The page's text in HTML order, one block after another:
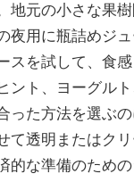
地元の小さな果
夜用に瓶詰めジ
スを試して、食
ント、ヨーグル
った方法を選ぶ
て透明またはク
的な準備のため